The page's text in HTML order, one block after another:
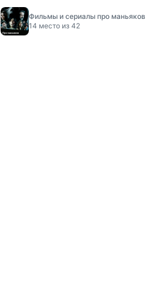
Фильмы и сериалы про маньяков
14 место из 42